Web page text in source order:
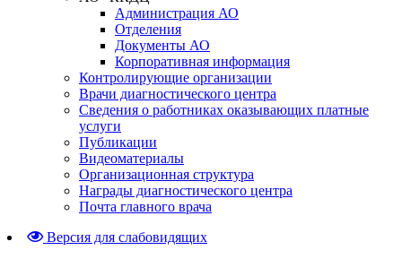
Администрация АО
Отделения
Документы АО
Корпоративная информация
Контролирующие организации
Врачи диагностического центра
Сведения о работниках оказывающих платные
услуги
Публикации
Видеоматериалы
Организационная структура
Награды диагностического центра
Почта главного врача
Версия для слабовидящих